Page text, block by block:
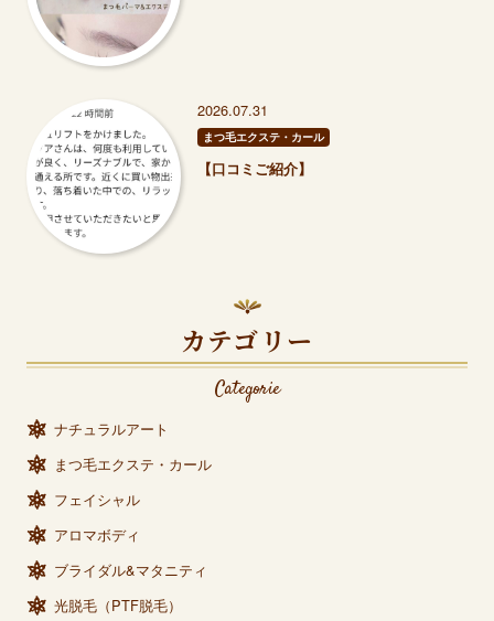
2026.07.31
まつ毛エクステ・カール
【口コミご紹介】
カテゴリー
Categorie
ナチュラルアート
まつ毛エクステ・カール
フェイシャル
アロマボディ
ブライダル&マタニティ
光脱毛（PTF脱毛）